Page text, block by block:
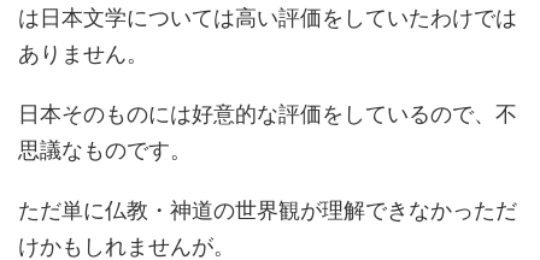
は日本文学については高い評価をしていたわけでは
ありません。
日本そのものには好意的な評価をしているので、不
思議なものです。
ただ単に仏教・神道の世界観が理解できなかっただ
けかもしれませんが。